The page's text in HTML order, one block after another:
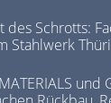
des Schrotts:
Stahlwerk